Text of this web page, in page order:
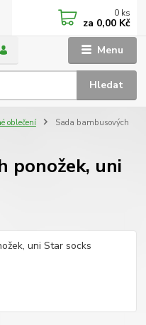
Menu
Hledat
0 ks
za 0,00 Kč
oblečení
Sada bambusových
ponožek, uni